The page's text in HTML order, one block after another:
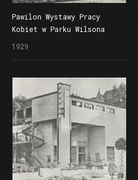
Pawilon Wystawy Pracy
Kobiet w Parku Wilsona
na Powszechnej Wystawy
1929